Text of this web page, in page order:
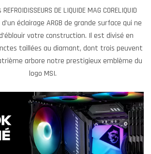
DE LIQUIDE MAG CORELIQUID
éclairage ARGB de grande surface qui ne
votre construction. Il est divisé en
taillées au diamant, dont trois peuvent
arbore notre prestigieux emblème du
logo MSI.